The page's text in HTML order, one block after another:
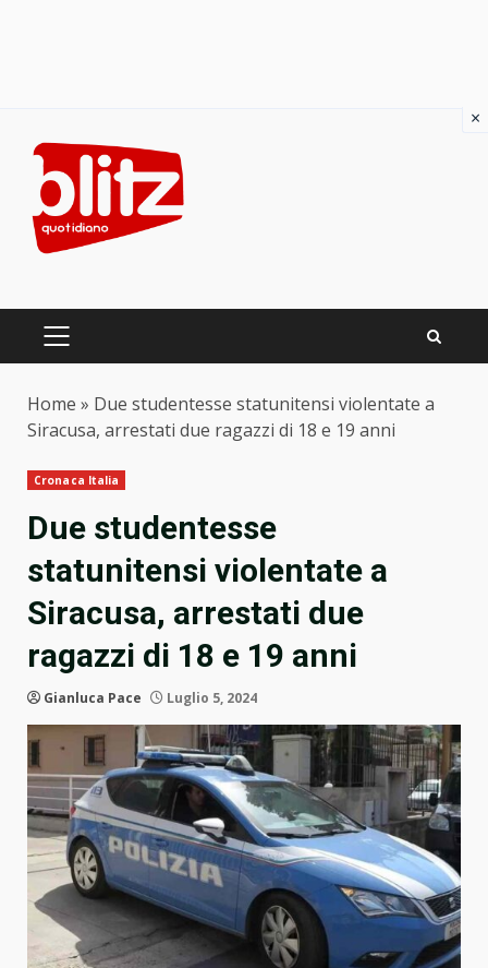
content
PRIMARY
Home » Due studentesse statunitensi violentate a
Siracusa, arrestati due ragazzi di 18 e 19 anni
Cronaca Italia
Due studentesse
statunitensi violentate a
Siracusa, arrestati due
ragazzi di 18 e 19 anni
Gianluca Pace Luglio 5, 2024
×